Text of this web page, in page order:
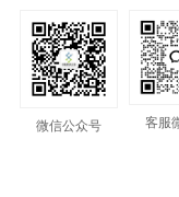
微信公众号
客服